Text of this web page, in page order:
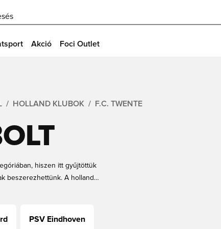
Akció Foci Outlet
HOLLAND KLUBOK F.C. TWENTE
hiszen itt gyűjtöttük
beszerezhettünk. A holland
és még sok más, de ami
árakon és gyors szállítással a
PSV Eindhoven